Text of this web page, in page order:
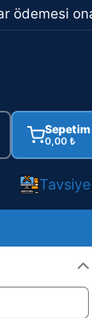
ödemesi
Sepetim
0,00 ₺